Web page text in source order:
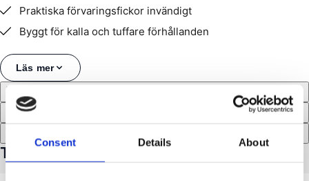
Consent Details About
Praktiska förvaringsfickor invändigt
Byggt för kalla och tuffare förhållanden
Läs mer
Beskrivning
Specifikationer
Tillbehör till Ice Hub